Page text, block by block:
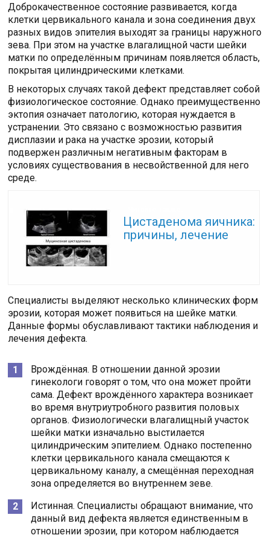
Доброкачественное состояние развивается, когда
клетки цервикального канала и зона соединения двух
разных видов эпителия выходят за границы наружного
зева. При этом на участке влагалищной части шейки
матки по определённым причинам появляется область,
покрытая цилиндрическими клетками.
В некоторых случаях такой дефект представляет собой
физиологическое состояние. Однако преимущественно
эктопия означает патологию, которая нуждается в
устранении. Это связано с возможностью развития
дисплазии и рака на участке эрозии, который
подвержен различным негативным факторам в
условиях существования в несвойственной для него
среде.
Цистаденома яичника:
причины, лечение
Специалисты выделяют несколько клинических форм
эрозии, которая может появиться на шейке матки.
Данные формы обуславливают тактики наблюдения и
лечения дефекта.
Врождённая. В отношении данной эрозии
гинекологи говорят о том, что она может пройти
сама. Дефект врождённого характера возникает
во время внутриутробного развития половых
органов. Физиологически влагалищный участок
шейки матки изначально выстилается
цилиндрическим эпителием. Однако постепенно
клетки цервикального канала смещаются к
цервикальному каналу, а смещённая переходная
зона определяется во внутреннем зеве.
Истинная. Специалисты обращают внимание, что
данный вид дефекта является единственным в
отношении эрозии, при котором наблюдается